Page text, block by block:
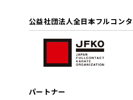
公益社団法人全日本フルコン
パートナー